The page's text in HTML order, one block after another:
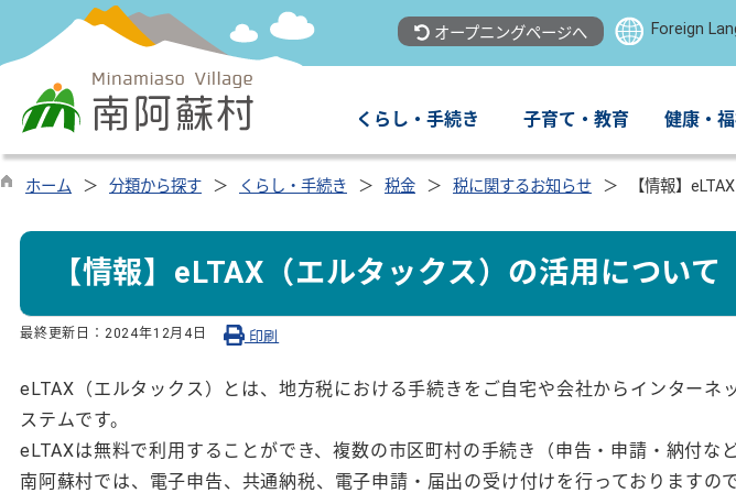
オープニングページへ Foreign
くらし・手続き 子育て・教育 健康・
ホーム 分類から探す くらし・手続き 税金 税に関するお知らせ 【情報】
【情報】eLTAX（エルタックス）の活用について
最終更新日： 2024年12月4日 印刷
eLTAX（エルタックス）とは、地方税における手続きをご自宅や会社からインターネ
ステムです。
eLTAXは無料で利用することができ、複数の市区町村の手続き（申告・申請・納付な
南阿蘇村では、電子申告、共通納税、電子申請・届出の受け付けを行っておりますの